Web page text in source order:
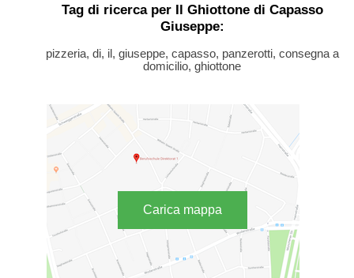
Tag di ricerca per Il Ghiottone di Capasso
Giuseppe:
pizzeria, di, il, giuseppe, capasso, panzerotti, consegna a
domicilio, ghiottone
Carica mappa